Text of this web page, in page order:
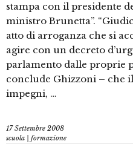
stampa con il presidente
ministro Brunetta”.
atto di arroganza che si
agire con un decreto
parlamento dalle proprie
conclude Ghizzoni – che
impegni, …
17 Settembre 2008
scuola | formazione